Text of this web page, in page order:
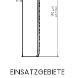
EINSATZGEBIETE